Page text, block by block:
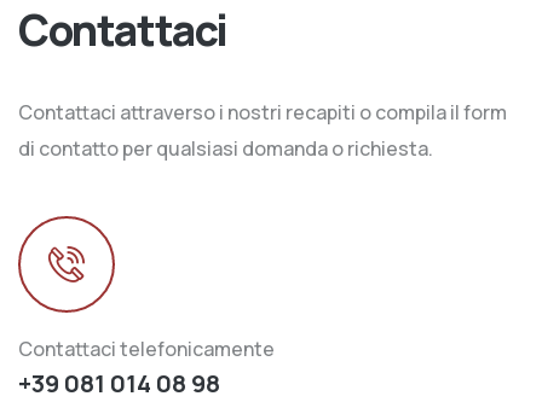
Contattaci
Contattaci attraverso i nostri recapiti o compila il form
di contatto per qualsiasi domanda o richiesta.
Contattaci telefonicamente
+39 081 014 08 98